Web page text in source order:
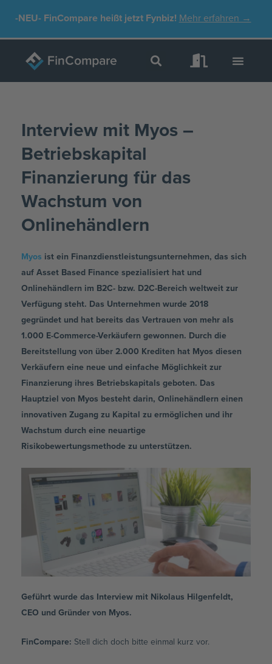
-NEU-FinCompare heißt jetzt Fynbiz! Mehr erfahren →
Interview mit Myos –
Betriebskapital
Finanzierung für das
Wachstum von
Onlinehändlern
Myos ist ein Finanzdienstleistungsunternehmen, das sich
auf Asset Based Finance spezialisiert hat und
Onlinehändlern im B2C- bzw. D2C-Bereich weltweit zur
Verfügung steht. Das Unternehmen wurde 2018
gegründet und hat bereits das Vertrauen von mehr als
1.000 E-Commerce-Verkäufern gewonnen. Durch die
Bereitstellung von über 2.000 Krediten hat Myos diesen
Verkäufern eine neue und einfache Möglichkeit zur
Finanzierung ihres Betriebskapitals geboten. Das
Hauptziel von Myos besteht darin, Onlinehändlern einen
innovativen Zugang zu Kapital zu ermöglichen und ihr
Wachstum durch eine neuartige
Risikobewertungsmethode zu unterstützen.
Geführt wurde das Interview mit Nikolaus Hilgenfeldt,
CEO und Gründer von Myos.
FinCompare: Stell dich doch bitte einmal kurz vor.